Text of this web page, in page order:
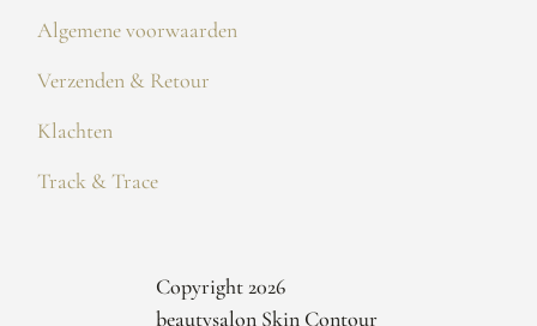
Algemene voorwaarden
Verzenden & Retour
Klachten
Track & Trace
Copyright 2026
beautysalon Skin Contour